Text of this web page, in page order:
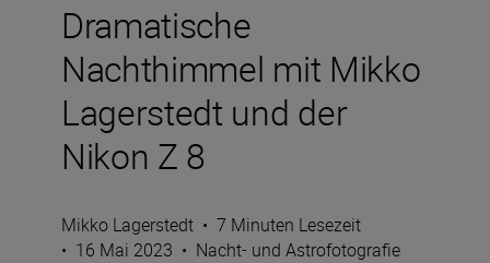
Dramatische
Nachthimmel mit Mikko
Lagerstedt und der
Nikon Z 8
Mikko Lagerstedt • 7 Minuten Lesezeit
• 16 Mai 2023 • Nacht- und Astrofotografie